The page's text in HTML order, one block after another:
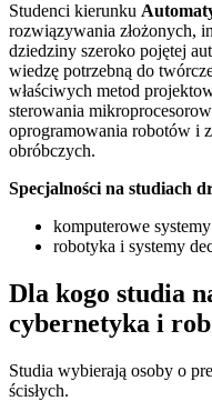
Studenci kierunku
rozwiązywania złożonych,
dziedziny szeroko pojętej
wiedzę potrzebną do
właściwych metod
sterowania
oprogramowania robotów i
obróbczych.
Specjalności na studiach
komputerowe
robotyka i systemy
Dla kogo studia
cybernetyka i
Studia wybierają osoby o
ścisłych.